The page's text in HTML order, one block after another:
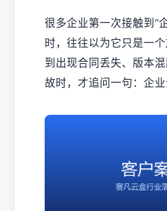
很多企业第一次接触到“
时，往往以为它只是一
到出现合同丢失、版本
故时，才追问一句：企业